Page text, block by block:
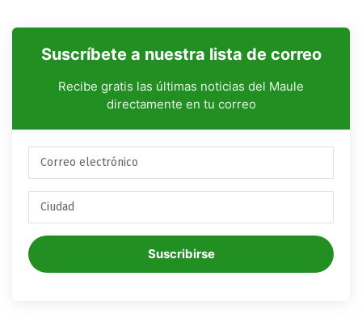
Suscríbete a nuestra lista de correo
Recibe gratis las últimas noticias del Maule
directamente en tu correo
Suscribirse